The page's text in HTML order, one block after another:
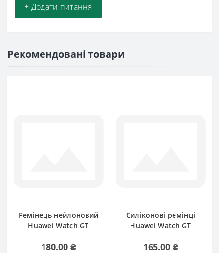
+ Додати питання
Рекомендовані товари
Ремінець нейлоновий
Huawei Watch GT
180.00 ₴
Силіконові ремінці
Huawei Watch GT
165.00 ₴